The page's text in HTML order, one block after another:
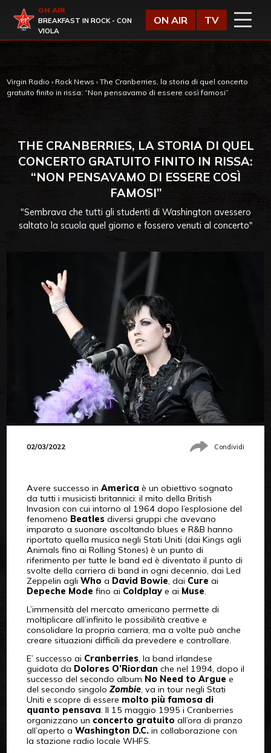
Virgin Radio
ON AIR
BREAKFAST IN ROCK - CON
VIOLA
ON AIR TV
Virgin Radio › Rock News › The Cranberries, la storia di quel concerto
gratuito finito in rissa: “Non pensavamo di essere così famosi”
THE CRANBERRIES, LA STORIA DI QUEL
CONCERTO GRATUITO FINITO IN RISSA:
“NON PENSAVAMO DI ESSERE COSÌ
FAMOSI”
"Sembrava che tutti gli studenti di Washington avessero
saltato la scuola quel giorno e fossero venuti al concerto"
02/03/2022 Condividi
Avere successo in America è un obiettivo sognato
da tutti i musicisti britannici: il mito della British
Invasion con cui intorno al 1964 dopo l’esplosione del
fenomeno Beatlesdiversi gruppi che avevano
imparato a suonare ascoltando blues e R&B hanno
riportato quella musica negli Stati Uniti (dai Kings agli
Animals fino ai Rolling Stones) è un punto di
riferimento per tutte le band ed è diventato il punto di
svolte della carriera di band in ogni decennio, dai Led
Zeppelin agli Who a David Bowie, dai Cure ai
Depeche Mode fino ai Coldplaye ai Muse.
L’immensità del mercato americano permette di
moltiplicare all’infinito le possibilità creative e
consolidare la propria carriera, ma a volte può anche
creare situazioni difficili da prevedere e controllare.
E’ successo ai Cranberries, la band irlandese
guidata da Dolores O’Riordan che nel 1994, dopo il
successo del secondo album No Need to Argue e
del secondo singolo Zombie, va in tour negli Stati
Uniti e scopre di essere molto più famosa di
quanto pensava. Il 15 maggio 1995 i Cranberries
organizzano un concerto gratuito all’ora di pranzo
all’aperto a Washington D.C.in collaborazione con
la stazione radio locale WHFS.